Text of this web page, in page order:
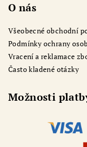
O nás
Všeobecné obchodní
Podmínky ochrany
Vracení a reklamace
Často kladené otázky
Možnosti